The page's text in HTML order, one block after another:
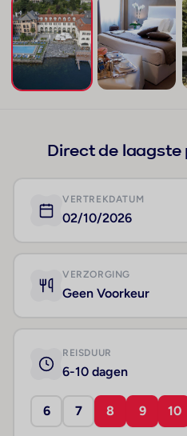
Direct de laagste
VERTREKDATUM
02/10/2026
VERZORGING
Geen Voorkeur
REISDUUR
6-10 dagen
6 7 8 9 10